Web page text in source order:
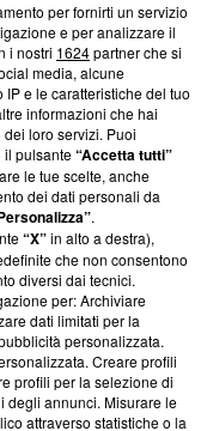
su Blasting
ci impegniamo a
nostra aderenza a
News non è
richiesto di farne
una verifica di
per fornirti un servizio
e per analizzare il
i nostri 1624partner che si
media, alcune
e le caratteristiche del tuo
informazioni che hai
loro servizi. Puoi
il pulsante“Accetta tutti”
le tue scelte, anche
dei dati personali da
.
“X”in alto a destra),
che non consentono
diversi dai tecnici.
per: Archiviare
dati limitati per la
personalizzata.
Creare profili
profili per la selezione di
degli annunci. Misurare le
attraverso statistiche o la